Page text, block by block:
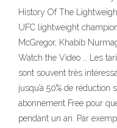
History Of The
UFC lightweight
McGregor, Khabib
Watch the Video … Les
sont souvent très
jusqu’à 50% de
abonnement Free pour
pendant un an. Par